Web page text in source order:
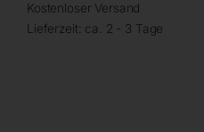
Kostenloser Versand
Lieferzeit: ca. 2 - 3 Tage